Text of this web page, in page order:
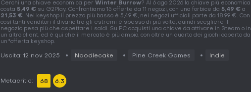
Cerchi una chiave economica per Winter Burrow? Al 6 ago 2026 la chiave più economica
costa 5,49 € su G2Play. Confrontiamo 15 offerte da 11 negozi, con una forbice da 5,49 € a
21,53 €. Nei keyshop il prezzo più basso è 5,49 €, nei negozi ufficiali parte da 18,99 €. Con
così tanti venditori il divario tra gli estremi è spesso di più volte, quindi scegliere il
negozio pesa più che aspettare i saldi. Su PC acquisti una chiave da attivare in Steam o in
un altro client, ed è qui che il mercato è più ampio, con oltre un quarto dei giochi coperto da
un''offerta keyshop.
Uscita: 12 nov 2025 Noodlecake Pine Creek Games Indie
Metacritic: 68 6.3